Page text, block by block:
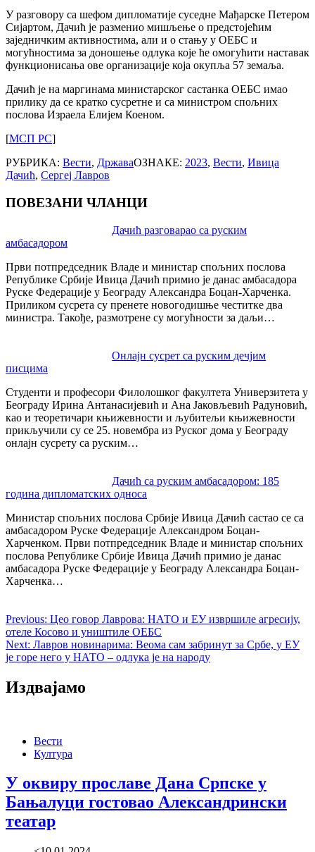
У разговору са шефом дипломатије суседне Мађарске Петером
Сијартом, Дачић је разменио мишљење о предстојећим
заједничким активностима, али и о стању у ОЕБС и
могућностима за доношење одлука које ће омогућити наставак
функционисања ове организације која окупља 57 земаља.
Дачић је на маргинама министарског састанка ОЕБС имао
прилику да се кратко сусретне и са министром спољних
послова Израела Елијем Коеном.
[МСП РС]
РУБРИКА: Вести, ДржаваОЗНАКЕ: 2023, Вести, Ивица
Дачић, Сергеј Лавров
ПОВЕЗАНИ ЧЛАНЦИ
Дачић разговарао са руским
амбасадором
Први потпредседник Владе и министар спољних послова
Републике Србије Ивица Дачић примио је данас амбасадора
Руске Федерације у Београду Александра Боцан-Харченка.
Приликом сусрета су пренете новогодишње честитке два
министра. Такође, размотрене су могућности за даљи…
Онлајн сусрет са руским дечјим
писцима
Студенти и професори Филолошког факултета Универзитета у
Београду Ирина Антанасијевић и Ана Јаковљевић Радуновић,
као и теоретичари књижевности и љубитељи књижевности
прикључили су се 25. новембра из Руског дома у Београду
онлајн сусрету са руским…
Дачић са руским амбасадором: 185
година дипломатских односа
Министар спољних послова Србије Ивица Дачић састао се са
амбасадором Руске Федерације Александром Боцан-
Харченком. Први потпредседник Владе и министар спољних
послова Републике Србије Ивица Дачић примио је данас
амбасадора Руске Федерације у Београду Александра Боцан-
Харченка…
navigation
Previous: Цео говор Лаврова: НАТО и ЕУ извршиле агресију,
отеле Косово и уништиле ОЕБС
Next: Лавров новинарима: Веома сам забринут за Србе, у ЕУ
је горе него у НАТО – одлука је на народу
Издвајамо
Вести
Култура
У оквиру прославе Дана Српске у
Бањалуци гостовао Александрински
театар